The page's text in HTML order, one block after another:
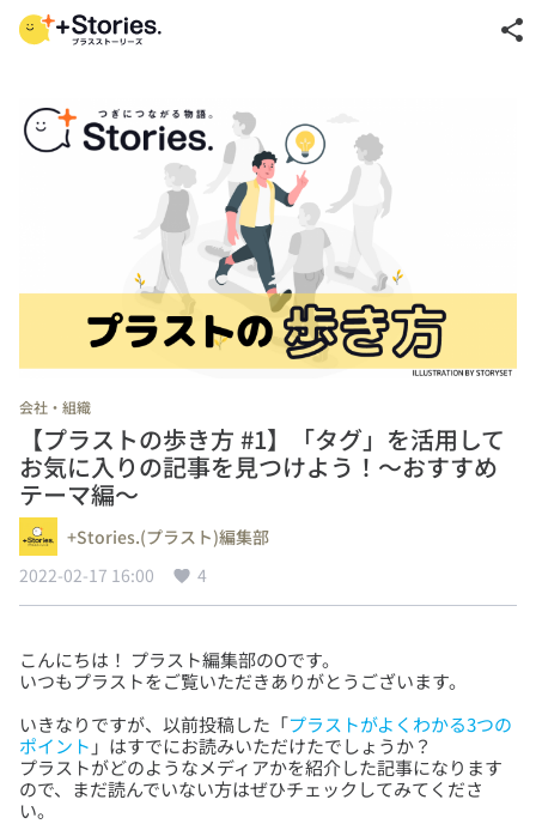
share
会社・組織
【プラストの歩き方 #1】「タグ」を活用して
お気に入りの記事を見つけよう！～おすすめ
テーマ編～
+Stories.(プラスト)編集部
2022-02-17 16:00
4
こんにちは！ プラスト編集部のOです。
いきなりですが、以前投稿した「プラストがよくわかる3つの
ポイント 」はすでにお読みいただけたでしょうか？
プラストがどのようなメディアかを紹介した記事になります
ので、まだ読んでいない方はぜひチェックしてみてくださ